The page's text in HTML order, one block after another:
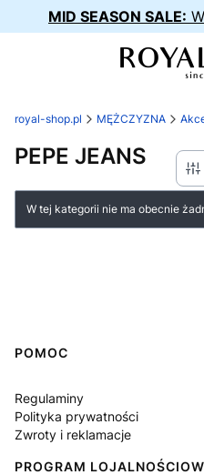
MID SEASON SALE:
royal-shop.pl MĘŻCZYZNA
PEPE JEANS
Lista produktów
W tej kategorii nie ma obecnie
Linki w stopce
POMOC
Regulaminy
Polityka prywatności
Zwroty i reklamacje
PROGRAM